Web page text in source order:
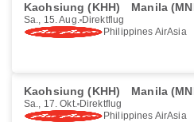
Kaohsiung (KHH) Manila
Sa., 15. Aug. Direktflug
Philippines AirAsia
Kaohsiung (KHH) Manila
Sa., 17. Okt. Direktflug
Philippines AirAsia